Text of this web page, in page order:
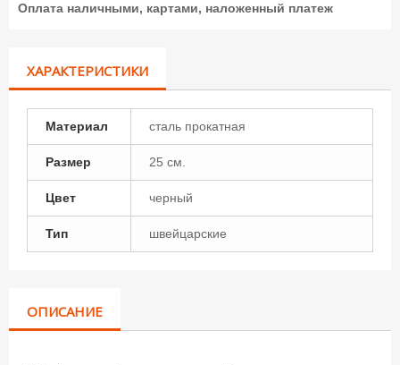
Оплата наличными, картами, наложенный платеж
ХАРАКТЕРИСТИКИ
Материал сталь прокатная
Размер 25 см.
Цвет черный
Тип швейцарские
ОПИСАНИЕ